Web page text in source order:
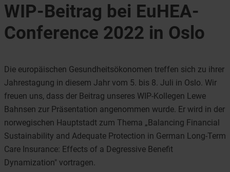
WIP-Beitrag bei EuHEA-
Conference 2022 in Oslo
Die europäischen Gesundheitsökonomen treffen sich zu ihrer
Jahrestagung in diesem Jahr vom 5. bis 8. Juli in Oslo. Wir
freuen uns, dass der Beitrag unseres WIP-Kollegen Lewe
Bahnsen zur Präsentation angenommen wurde. Er wird in der
norwegischen Hauptstadt zum Thema „Balancing Financial
Sustainability and Adequate Protection in German Long-Term
Care Insurance: Effects of a Degressive Benefit
Dynamization" vortragen.